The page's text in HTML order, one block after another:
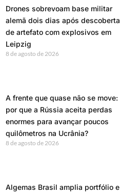
Drones sobrevoam base militar
alemã dois dias após descoberta
de artefato com explosivos em
Leipzig
8 de agosto de 2026
A frente que quase não se move:
por que a Rússia aceita perdas
enormes para avançar poucos
quilômetros na Ucrânia?
8 de agosto de 2026
Algemas Brasil amplia portfólio e